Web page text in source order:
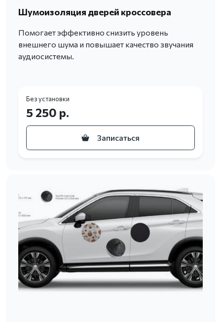
Шумоизоляция дверей кроссовера
Помогает эффективно снизить уровень
внешнего шума и повышает качество звучания
аудиосистемы.
Без установки
5 250 р.
Записаться